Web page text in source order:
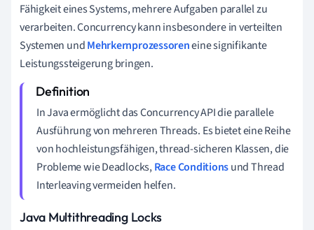
Fähigkeit eines Systems, mehrere Aufgaben parallel zu
verarbeiten. Concurrency kann insbesondere in verteilten
Systemen undMehrkernprozessoreneine signifikante
Leistungssteigerung bringen.
In Java ermöglicht das Concurrency API die parallele
Ausführung von mehreren Threads. Es bietet eine Reihe
von hochleistungsfähigen, thread-sicheren Klassen, die
Probleme wie Deadlocks,Race Conditionsund Thread
Interleaving vermeiden helfen.
Java Multithreading Locks